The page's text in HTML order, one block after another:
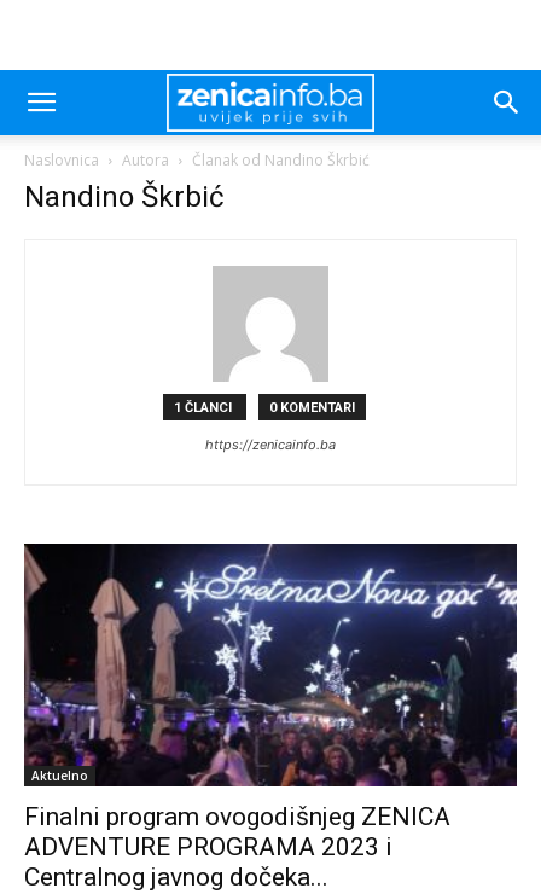
Naslovnica Autora Članak od Nandino Škrbić
Nandino Škrbić
1 ČLANCI 0 KOMENTARI
https://zenicainfo.ba
Aktuelno
Finalni program ovogodišnjeg ZENICA
ADVENTURE PROGRAMA 2023 i
Centralnog javnog dočeka...